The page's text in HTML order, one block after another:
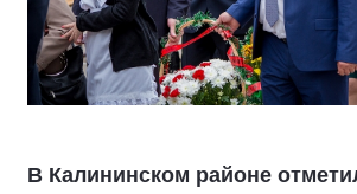
В Калининском районе